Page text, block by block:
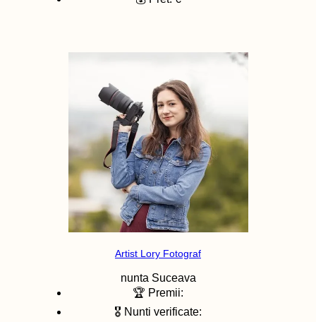
Artist Lory Fotograf
nunta Suceava
🏆 Premii:
🎖️ Nunti verificate: